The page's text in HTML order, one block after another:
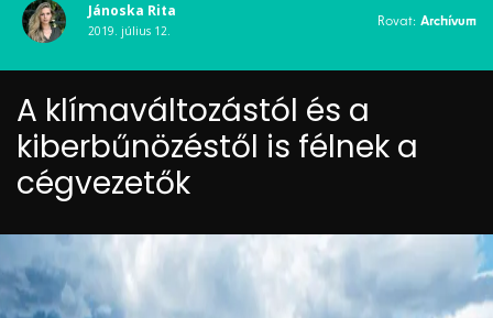
Jánoska Rita
2019. július 12.
Rovat: Archívum
A klímaváltozástól és a
kiberbűnözéstől is félnek a
cégvezetők